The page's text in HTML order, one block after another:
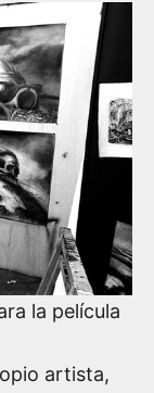
la película
artista,